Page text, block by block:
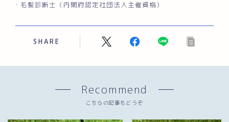
・毛髪診断士（内閣府認定社団法人主催資格）
SHARE
Recommend
こちらの記事もどうぞ